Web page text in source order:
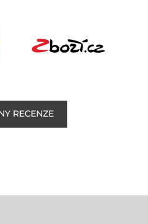
RECENZE